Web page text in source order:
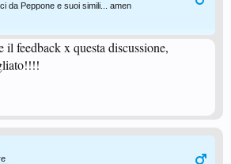
da Peppone e suoi simili... amen
il feedback x questa discussione,